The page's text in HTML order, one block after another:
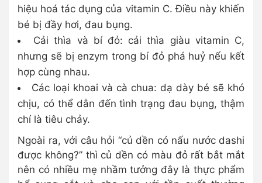
hiệu hoá tác dụng của vitamin C. Điều này khiến
bé bị đầy hơi, đau bụng.
Cải thìa và bí đỏ: cải thìa giàu vitamin C,
nhưng sẽ bị enzym trong bí đỏ phá huỷ nếu kết
hợp cùng nhau.
Các loại khoai và cà chua: dạ dày bé sẽ khó
chịu, có thể dẫn đến tình trạng đau bụng, thậm
chí là tiêu chảy.
Ngoài ra, với câu hỏi “củ dền có nấu nước dashi
được không?” thì củ dền có màu đỏ rất bắt mắt
nên có nhiều mẹ nhầm tưởng đây là thực phẩm